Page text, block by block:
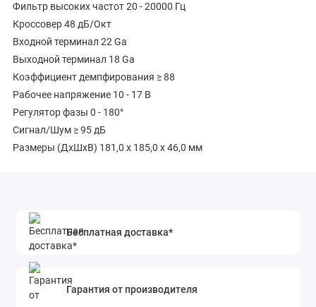
Фильтр высоких частот 20 - 20000 Гц
Кроссовер 48 дБ/Окт
Входной терминал 22 Ga
Выходной терминал 18 Ga
Коэффициент демпфирования ≥ 88
Рабочее напряжение 10 - 17 В
Регулятор фазы 0 - 180°
Сигнал/Шум ≥ 95 дБ
Размеры (ДxШxВ) 181,0 x 185,0 x 46,0 мм
Бесплатная доставка*
Гарантия от производителя